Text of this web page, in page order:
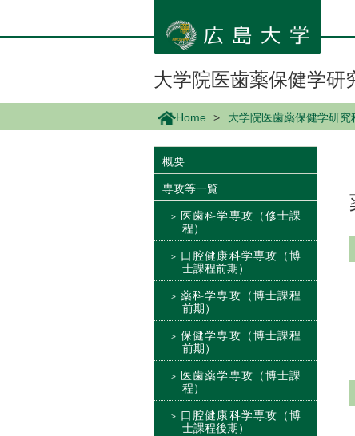
ン
大学院医歯薬保健学研
Home 大学院医歯薬保健学研究
概要
専攻等一覧
医歯科学専攻（修士課
程）
口腔健康科学専攻（博
士課程前期）
薬科学専攻（博士課程
前期）
保健学専攻（博士課程
前期）
医歯薬学専攻（博士課
程）
口腔健康科学専攻（博
士課程後期）